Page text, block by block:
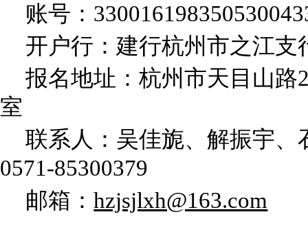
账号：
开户行：建行杭州市之江支
报名地址：杭州市天目山路
室
联系人：吴佳旎、解振宇、
0571-85300379
邮箱：hzjsjlxh@163.com